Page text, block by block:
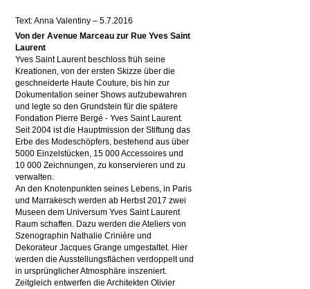
Text: Anna Valentiny – 5.7.2016
Von der Avenue Marceau zur Rue Yves Saint
Laurent
Yves Saint Laurent beschloss früh seine
Kreationen, von der ersten Skizze über die
geschneiderte Haute Couture, bis hin zur
Dokumentation seiner Shows aufzubewahren
und legte so den Grundstein für die spätere
Fondation Pierre Bergé - Yves Saint Laurent.
Seit 2004 ist die Hauptmission der Stiftung das
Erbe des Modeschöpfers, bestehend aus über
5000 Einzelstücken, 15 000 Accessoires und
10 000 Zeichnungen, zu konservieren und zu
verwalten.
An den Knotenpunkten seines Lebens, in Paris
und Marrakesch werden ab Herbst 2017 zwei
Museen dem Universum Yves Saint Laurent
Raum schaffen. Dazu werden die Ateliers von
Szenographin Nathalie Crinière und
Dekorateur Jacques Grange umgestaltet. Hier
werden die Ausstellungsflächen verdoppelt und
in ursprünglicher Atmosphäre inszeniert.
Zeitgleich entwerfen die Architekten Olivier